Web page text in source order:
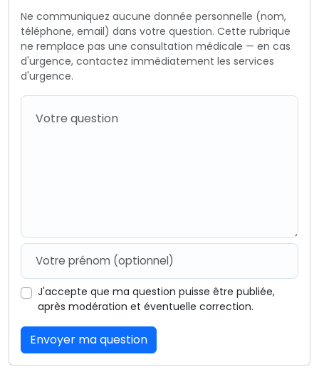
Ne communiquez aucune donnée personnelle (nom,
téléphone, email) dans votre question. Cette rubrique
ne remplace pas une consultation médicale — en cas
d'urgence, contactez immédiatement les services
d'urgence.
J'accepte que ma question puisse être publiée,
après modération et éventuelle correction.
Envoyer ma question